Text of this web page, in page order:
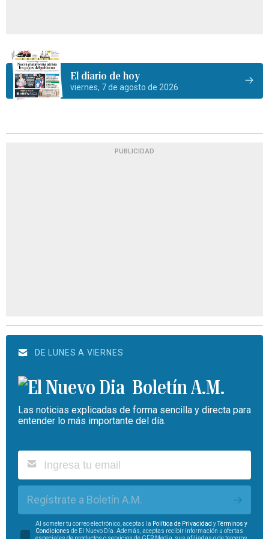
El diario de hoy
viernes, 7 de agosto de 2026
PUBLICIDAD
DE LUNES A VIERNES
Boletín A.M.
Las noticias explicadas de forma sencilla y directa para
entender lo más importante del día.
Regístrate a Boletín A.M.
Al someter tu correo electrónico, aceptas la Política de Privacidad y
Términos y
Condiciones de El Nuevo Día. Además, aceptas recibir información u ofertas